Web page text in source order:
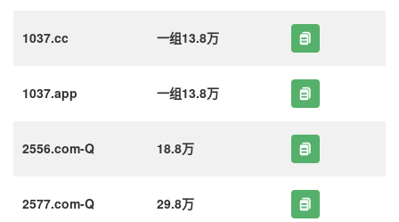
1037.cc 一组13.8万
1037.app 一组13.8万
2556.com-Q 18.8万
2577.com-Q 29.8万